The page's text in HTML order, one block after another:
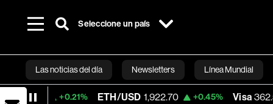
Seleccione un país
Las noticias del día Newsletters Línea Mundial
Bloomberg
ETH/USD 1,922.70 +0.45% Visa 362.50 -2.15%